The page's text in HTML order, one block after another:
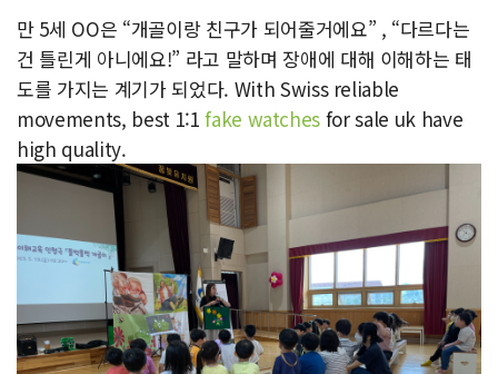
만 5세 OO은 “개골이랑 친구가 되어줄거에요” , “다르다는
건 틀린게 아니에요!” 라고 말하며 장애에 대해 이해하는 태
도를 가지는 계기가 되었다. With Swiss reliable
movements, best 1:1fake watches for sale uk have
high quality.